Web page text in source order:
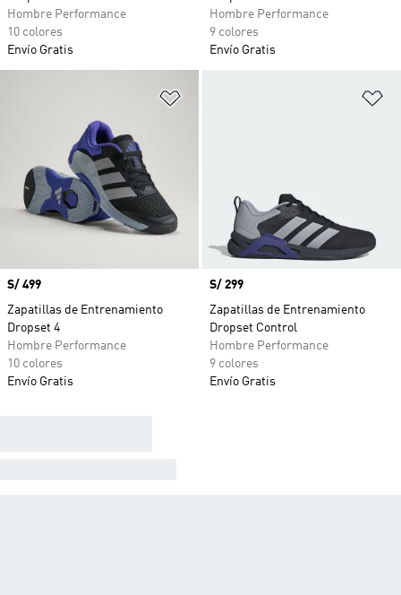
Hombre Performance
10 colores
Envío Gratis
Hombre Performance
9 colores
Envío Gratis
Precio
S/ 499
Zapatillas de Entrenamiento
Dropset 4
Hombre Performance
10 colores
Envío Gratis
Precio
S/ 299
Zapatillas de Entrenamiento
Dropset Control
Hombre Performance
9 colores
Envío Gratis